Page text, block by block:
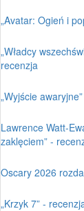
„Avatar: Ogień i
„Władcy
recenzja
„Wyjście
Lawrence Watt-
zaklęciem” -
Oscary 2026
„Krzyk 7” -